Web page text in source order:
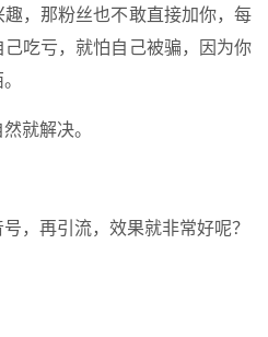
，那粉丝也不敢直接加你，每
吃亏，就怕自己被骗，因为你
就解决。
，再引流，效果就非常好呢？